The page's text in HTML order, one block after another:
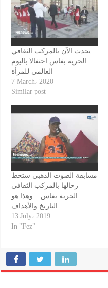
يحدث الآن بالمركب الثقافي
الحرية بفاس احتفالا باليوم
العالمي للمرأة
7 March، 2020
Similar post
مسابقة الصوت الذهبي ستحط
رحالها بالمركب الثقافي
الحرية بفاس .. وهذا هو
التاريخ والأهداف
13 July، 2019
In "Fez"